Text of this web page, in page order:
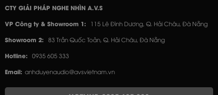
CTY GIẢI PHÁP NGHE NHÌN A.V.S
VP Công ty & Showroom 1: 115 Lê Đình Dương, Q. Hải Châu, Đà Nẵng
Showroom 2: 83 Trần Quốc Toản, Q. Hải Châu, Đà Nẵng
Hotline: 0935 605 333
Email: anhduyenaudio@avsvietnam.vn